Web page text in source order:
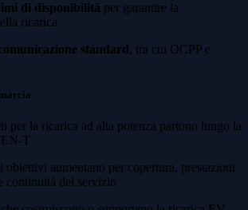
di disponibilità per garantire la
ricarica
standard, tra cui OCPP e
per la ricarica ad alta potenza partono lungo la
T
obiettivi aumentano per copertura, prestazioni
continuità del servizio